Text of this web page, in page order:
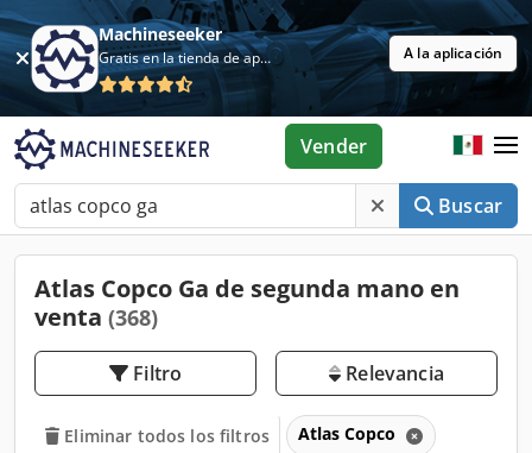
Machineseeker
Gratis en la tienda de aplicaciones A la aplicación
Buscar
Vender
Atlas Copco Ga de segunda mano en
venta (368)
Filtro Relevancia
Eliminar todos los filtros Atlas Copco